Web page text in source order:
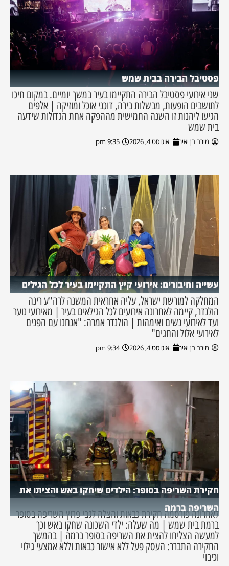
פסטיבל הבירה בבית שמש
שני אירועי פסטיבל הבירה התקיימו בעיר במשך יומיים. במקום חיכו
לתושבים הופעות, מבשלות בירה, דוכני אוכל ומוזיקה | אלפים
הגיעו ליהנות זו השנה החמישית מההפקה אחת הגדולות שידעה
בית שמש
מירב בן יאיר אוגוסט 4, 2026 9:35 pm
עשייה וחיבורים: אירועי קיץ התקיימו בעיר לכל הגילים
המחלקה למורשת ישראל, עליה אחראית המשנה לרה"ע רינה
הולנדר, קיימה לאחרונה אירועים לכל הגילאים בעיר | מאירועי נוער
ועד לאירועי נשים ואימהות | הולנדר אמרה: "אנחנו עם הפנים
לאירועי אלול והחגים"
מירב בן יאיר אוגוסט 4, 2026 9:34 pm
חקירת השריפה בסופר: הילדים שיחקו באש והציתו את
השריפה ברמה
לאחרונה פורסמה חקירת כבאות והצלה לגבי פרוץ השריפה בסופר
ברמת בית שמש | מה שעלה: ילדי השכונה שחקו באש וכך
למעשה הצליחו להצית את השריפה בסופר ברמה | בהמשך
החקירה התברר: העסק פעל ללא אישור כבאות וללא אמצעי גילוי
וכיבוי